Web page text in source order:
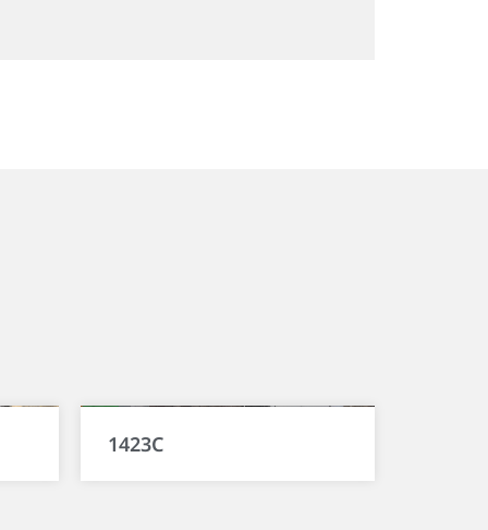
1423C